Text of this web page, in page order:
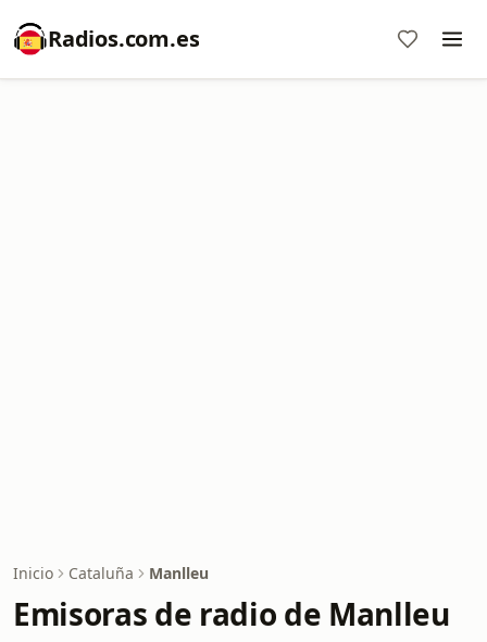
Radios.com.es
Inicio Cataluña Manlleu
Emisoras de radio de Manlleu